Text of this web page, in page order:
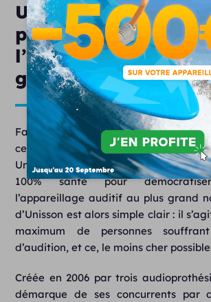
Unisson : un
pour faire profiter de
l’appareillage
grand nombre
Face à ce constat (celui que les
certains traitements pour des
Unisson n’a pas attendu la mise en
100% santé pour
l’appareillage auditif au plus grand
d’Unisson est alors simple clair : il
maximum de personnes
d’audition, et ce, le moins cher
Créée en 2006 par trois
démarque de ses concurrents par